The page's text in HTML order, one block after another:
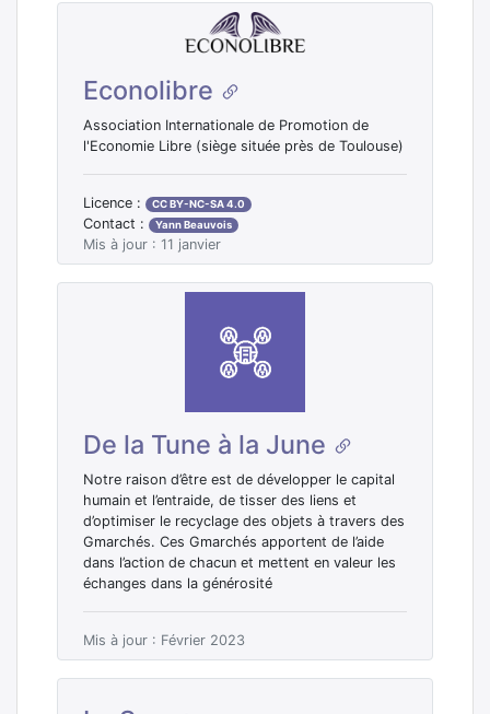
Econolibre
Association Internationale de Promotion de
l'Economie Libre (siège située près de Toulouse)
Licence : CC BY-NC-SA 4.0
Contact : Yann Beauvois
Mis à jour : 11 janvier
De la Tune à la June
Notre raison d’être est de développer le capital
humain et l’entraide, de tisser des liens et
d’optimiser le recyclage des objets à travers des
Gmarchés. Ces Gmarchés apportent de l’aide
dans l’action de chacun et mettent en valeur les
échanges dans la générosité
Mis à jour : Février 2023